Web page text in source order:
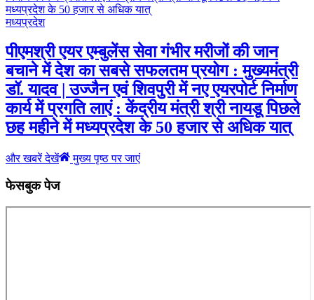
मध्यप्रदेश
पीएमश्री एयर एम्बुलेंस सेवा गंभीर मरीजों की जान
बचाने में देश का सबसे सफलतम प्रयोग : मुख्यमंत्री
डॉ. यादव | उज्जैन एवं शिवपुरी में नए एयरपोर्ट निर्माण
कार्य में प्रगति लाएं : केंद्रीय मंत्री श्री नायडू पिछले
छह महीने में मध्यप्रदेश के 50 हजार से अधिक यात्
और खबरें देखें मुख्य पृष्ठ पर जाएं
फेसबुक पेज